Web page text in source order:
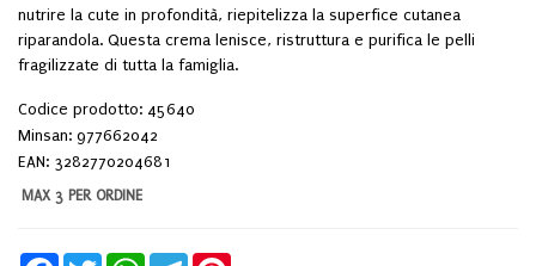
nutrire la cute in profondità, riepitelizza la superfice cutanea
riparandola. Questa crema lenisce, ristruttura e purifica le pelli
fragilizzate di tutta la famiglia.
Codice prodotto: 45640
Minsan: 977662042
EAN: 3282770204681
MAX 3 PER ORDINE
FacebookTwitter WhatsAppTelegram